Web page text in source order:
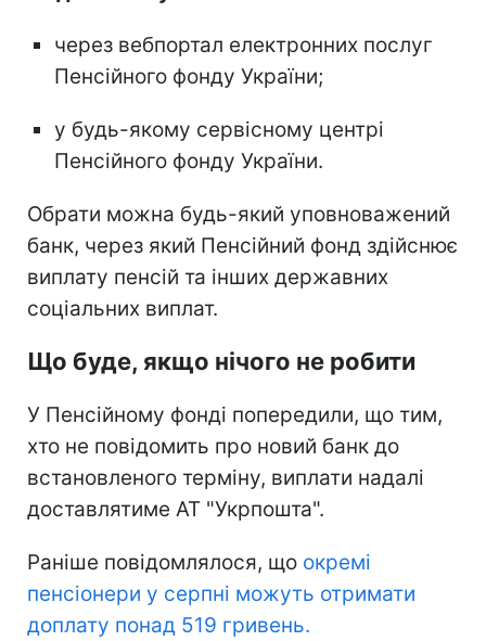
через вебпортал електронних послуг
Пенсійного фонду України;
у будь-якому сервісному центрі
Пенсійного фонду України.
Обрати можна будь-який уповноважений
банк, через який Пенсійний фонд здійснює
виплату пенсій та інших державних
соціальних виплат.
Що буде, якщо нічого не робити
У Пенсійному фонді попередили, що тим,
хто не повідомить про новий банк до
встановленого терміну, виплати надалі
доставлятиме АТ "Укрпошта".
Раніше повідомлялося, що окремі
пенсіонери у серпні можуть отримати
доплату понад 519 гривень.